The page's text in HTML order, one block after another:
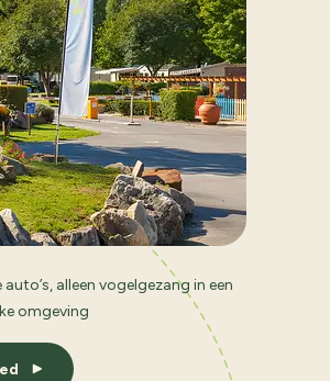
alleen vogelgezang in een
omgeving